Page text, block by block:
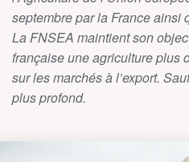
septembre par la France ainsi
La FNSEA maintient son
française une agriculture plus
sur les marchés à l’export.
plus profond.